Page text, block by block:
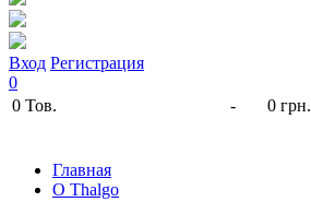
Вход Регистрация
0
0 Тов. -
0 грн.
Главная
O Thalgo